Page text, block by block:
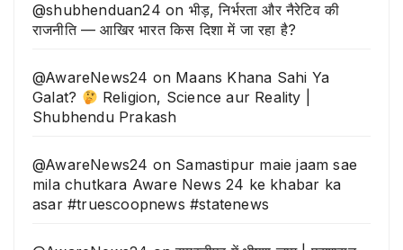
@shubhenduan24 on भीड़, निर्भरता और नैरेटिव की
राजनीति — आखिर भारत किस दिशा में जा रहा है?
@AwareNews24 on Maans Khana Sahi Ya
Galat?
Religion, Science aur Reality |
Shubhendu Prakash
@AwareNews24 on Samastipur maie jaam sae
mila chutkara Aware News 24 ke khabar ka
asar #truescoopnews #statenews